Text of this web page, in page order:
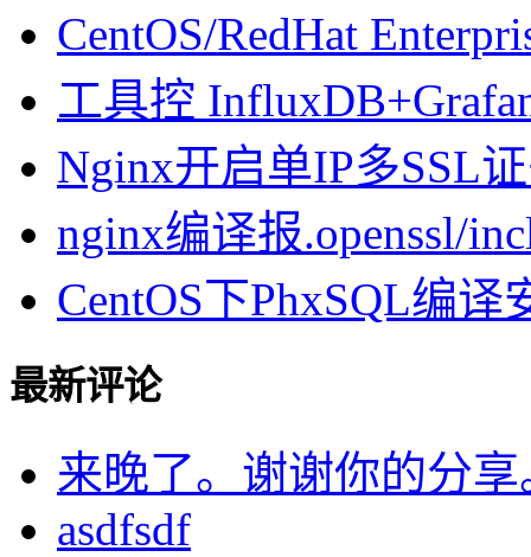
CentOS/RedHat
工具控
Nginx开启单IP多SSL
nginx编译报.openssl/
CentOS下PhxSQL编译
最新评论
来晚了。谢谢你的分享
asdfsdf